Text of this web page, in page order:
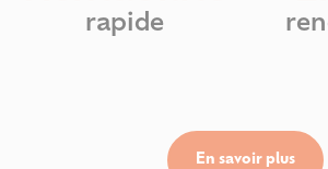
rapide
En savoir plus